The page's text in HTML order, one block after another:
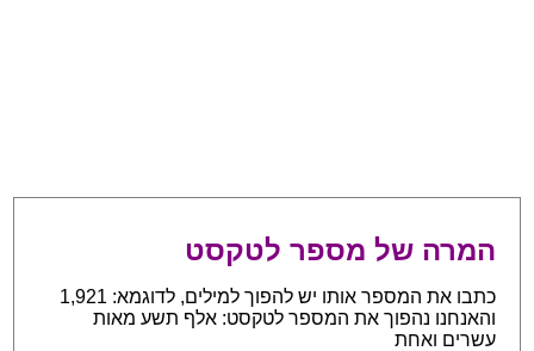
המרה של מספר לטקסט
כתבו את המספר אותו יש להפוך למילים, לדוגמא: 1,921
והאנחנו נהפוך את המספר לטקסט: אלף תשע מאות
עשרים ואחת